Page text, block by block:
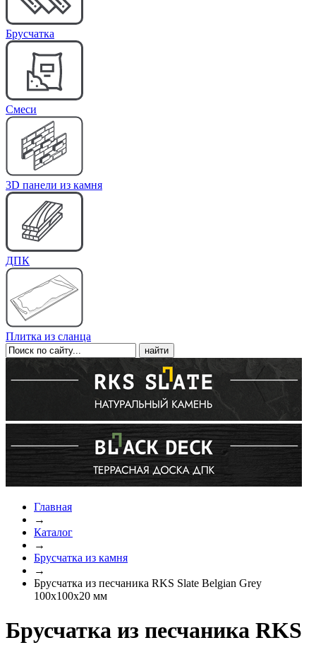
Брусчатка
Cмеси
3D панели из камня
ДПК
Плитка из сланца
Главная
→
Каталог
→
Брусчатка из камня
→
Брусчатка из песчаника RKS Slate Belgian Grey
100x100x20 мм
Брусчатка из песчаника RKS